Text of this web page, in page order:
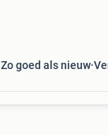
Zo goed als nieuw